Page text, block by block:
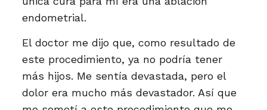
endometrial.
El doctor me dijo que, como resultado de
este procedimiento, ya no podría tener
más hijos. Me sentía devastada, pero el
dolor era mucho más devastador. Así que